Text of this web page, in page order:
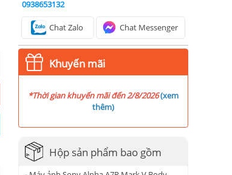
0938653132
Chat Zalo Chat Messenger
Khuyến mãi
*Thời gian khuyến mãi đến 2/8/2026(xem
thêm)
Hộp sản phẩm bao gồm